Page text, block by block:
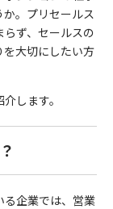
。プリセールス
ず、セールスの
大切にしたい方
します。
る企業では、営業